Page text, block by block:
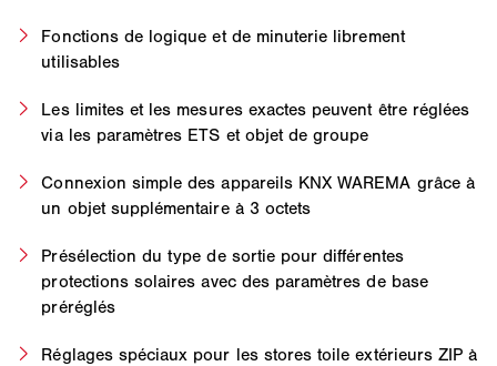
Fonctions de logique et de minuterie librement
utilisables
Les limites et les mesures exactes peuvent être réglées
via les paramètres ETS et objet de groupe
Connexion simple des appareils KNX WAREMA grâce à
un objet supplémentaire à 3 octets
Présélection du type de sortie pour différentes
protections solaires avec des paramètres de base
préréglés
Réglages spéciaux pour les stores toile extérieurs ZIP à